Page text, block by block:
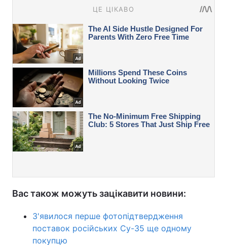
Вас також можуть зацікавити новини:
З'явилося перше фотопідтвердження
поставок російських Су-35 ще одному
покупцю